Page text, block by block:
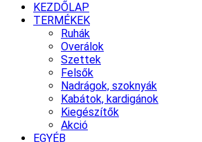
KEZDŐLAP
TERMÉKEK
Ruhák
Overálok
Szettek
Felsők
Nadrágok, szoknyák
Kabátok, kardigánok
Kiegészítők
Akció
EGYÉB